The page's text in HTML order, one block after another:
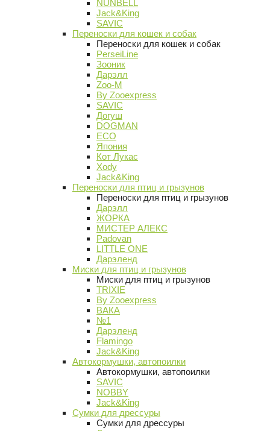
NUNBELL
Jack&King
SAVIC
Переноски для кошек и собак
Переноски для кошек и собак
PerseiLine
Зооник
Дарэлл
Zoo-M
By Zooexpress
SAVIC
Догуш
DOGMAN
ECO
Япония
Кот Лукас
Xody
Jack&King
Переноски для птиц и грызунов
Переноски для птиц и грызунов
Дарэлл
ЖОРКА
МИСТЕР АЛЕКС
Padovan
LITTLE ONE
Дарэленд
Миски для птиц и грызунов
Миски для птиц и грызунов
TRIXIE
By Zooexpress
ВАКА
№1
Дарэленд
Flamingo
Jack&King
Автокормушки, автопоилки
Автокормушки, автопоилки
SAVIC
NOBBY
Jack&King
Сумки для дрессуры
Сумки для дрессуры